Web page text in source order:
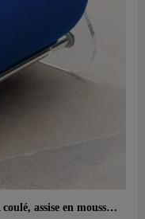
Pouf design MW06 – Parois en PMMA coulé, assise en mousse alvéolaire